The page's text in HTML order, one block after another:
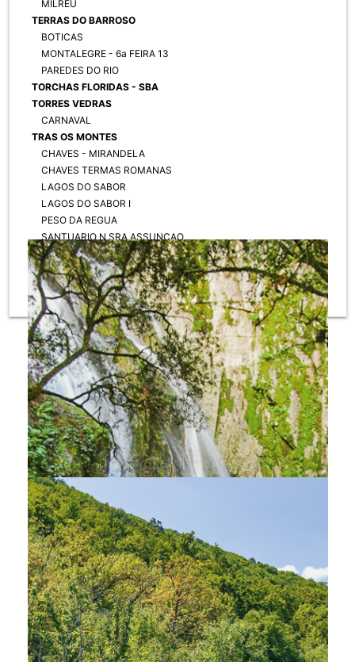
MILREU
TERRAS DO BARROSO
BOTICAS
MONTALEGRE - 6a FEIRA 13
PAREDES DO RIO
TORCHAS FLORIDAS - SBA
TORRES VEDRAS
CARNAVAL
TRAS OS MONTES
CHAVES - MIRANDELA
CHAVES TERMAS ROMANAS
LAGOS DO SABOR
LAGOS DO SABOR I
PESO DA REGUA
SANTUARIO N SRA ASSUNÇAO
TORRE MONCORVO - BASILICA
VELEIROS
VOLVO OCEAN RACE 2015